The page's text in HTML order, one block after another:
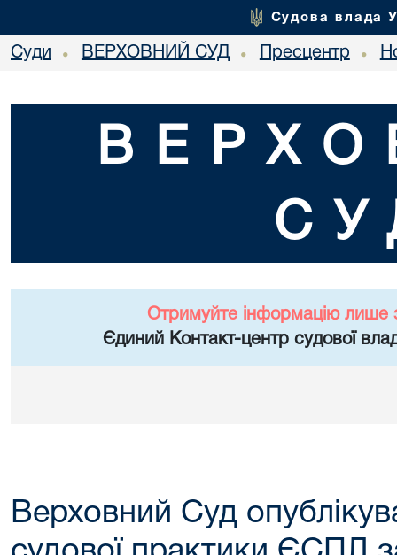
Судова влада
Суди • ВЕРХОВНИЙ СУД • Пресцентр •
Отримуйте інформацію лише
Єдиний Контакт-центр судової
Верховний Суд